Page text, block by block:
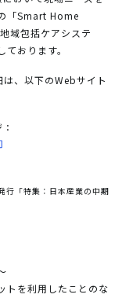
「Smart Home
域包括ケアシステ
おります。
、以下のWebサイト
「特集：日本産業の中期
トを利用したことのな